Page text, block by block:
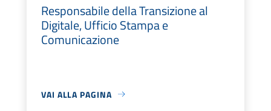
Responsabile della Transizione al
Digitale, Ufficio Stampa e
Comunicazione
VAI ALLA PAGINA